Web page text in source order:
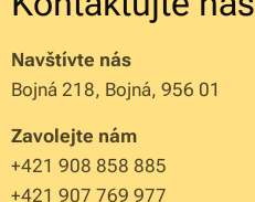
Navštívte nás
Bojná 218, Bojná, 956 01
Zavolejte nám
+421 908 858 885
+421 907 769 977